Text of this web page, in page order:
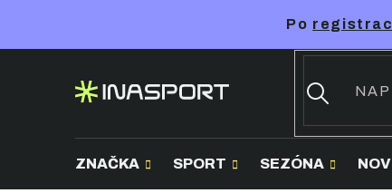
Po
ZNAČKA SPORT SEZÓNA